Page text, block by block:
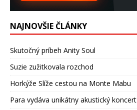
NAJNOVŠIE ČLÁNKY
Skutočný príbeh Anity Soul
Suzie zužitkovala rozchod
Horkýže Slíže cestou na Monte Mabu
Para vydáva unikátny akustický koncert